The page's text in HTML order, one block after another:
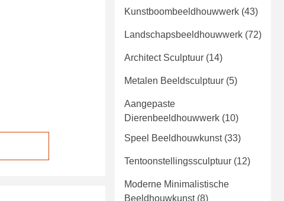
Kunstboombeeldhouwwerk (43)
Landschapsbeeldhouwwerk (72)
Architect Sculptuur (14)
Metalen Beeldsculptuur (5)
Aangepaste
Dierenbeeldhouwwerk (10)
Speel Beeldhouwkunst(33)
Tentoonstellingssculptuur (12)
Moderne Minimalistische
Beeldhouwkunst(8)